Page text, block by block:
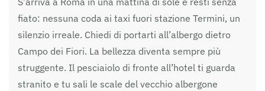
fiato: nessuna coda ai taxi fuori stazione Termini, un
silenzio irreale. Chiedi di portarti all’albergo dietro
Campo dei Fiori. La bellezza diventa sempre più
struggente. Il pesciaiolo di fronte all’hotel ti guarda
stranito e tu sali le scale del vecchio albergone